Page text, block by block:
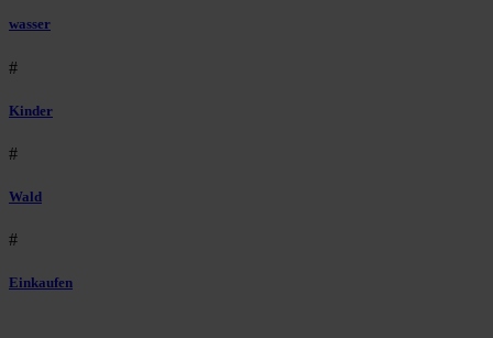
wasser
#
Kinder
#
Wald
#
Einkaufen